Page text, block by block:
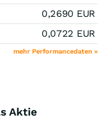
0,2690 EUR
0,0722 EUR
mehr Performancedaten »
Aktie